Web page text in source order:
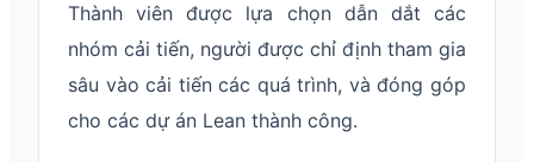
Thành viên được lựa chọn dẫn dắt các
nhóm cải tiến, người được chỉ định tham gia
sâu vào cải tiến các quá trình, và đóng góp
cho các dự án Lean thành công.